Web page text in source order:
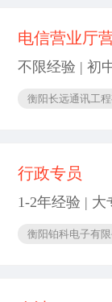
电信营业厅
不限经验 | 初
衡阳长远通讯工
行政专员
1-2年经验 | 大
衡阳铂科电子有限